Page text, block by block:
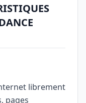
librement
pages